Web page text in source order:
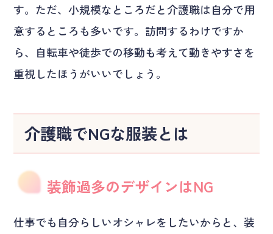
す。ただ、小規模なところだと介護職は自分で用
意するところも多いです。訪問するわけですか
ら、自転車や徒歩での移動も考えて動きやすさを
重視したほうがいいでしょう。
介護職でNGな服装とは
装飾過多のデザインはNG
仕事でも自分らしいオシャレをしたいからと、装